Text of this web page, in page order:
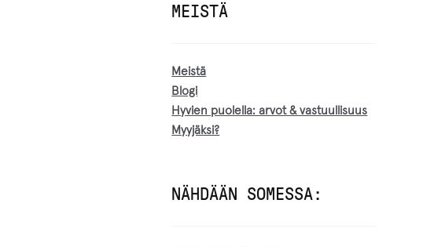
MEISTÄ
Meistä
Blogi
Hyvien puolella: arvot & vastuullisuus
Myyjäksi?
NÄHDÄÄN SOMESSA: